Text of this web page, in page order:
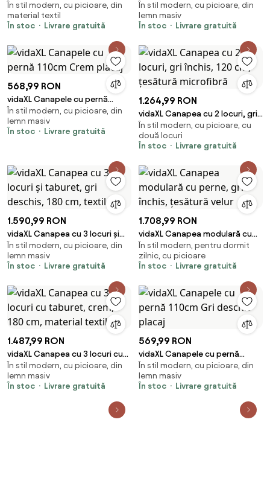
taupe, 180 cm, material textil
În stil modern, cu picioare, din
material textil
În stoc
Livrare gratuită
taburet, taupe, 180 cm,
material textil
În stil modern, cu picioare, din
lemn masiv
În stoc
Livrare gratuită
568,99 RON
vidaXL Canapele cu pernă
110cm Crem placaj
În stil modern, cu picioare, din
lemn masiv
În stoc
Livrare gratuită
1.264,99 RON
vidaXL Canapea cu 2 locuri, gri
închis, 120 cm, țesătură
microfibră
În stil modern, cu picioare, cu
două locuri
În stoc
Livrare gratuită
1.590,99 RON
vidaXL Canapea cu 3 locuri și
taburet, gri deschis, 180 cm,
textil
În stil modern, cu picioare, din
lemn masiv
În stoc
Livrare gratuită
1.708,99 RON
vidaXL Canapea modulară cu
perne, gri închis, țesătură velur
În stil modern, pentru dormit
zilnic, cu picioare
În stoc
Livrare gratuită
1.487,99 RON
vidaXL Canapea cu 3 locuri cu
taburet, crem, 180 cm, material
textil
În stil modern, cu picioare, din
lemn masiv
În stoc
Livrare gratuită
569,99 RON
vidaXL Canapele cu pernă
110cm Gri deschis placaj
În stil modern, cu picioare, din
lemn masiv
În stoc
Livrare gratuită